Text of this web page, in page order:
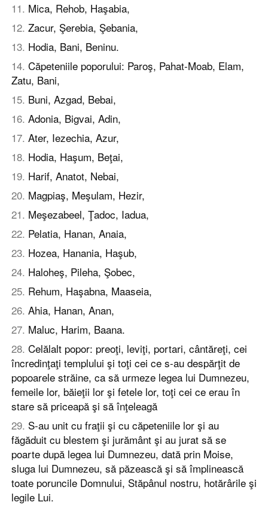
11. Mica, Rehob, Haşabia,
12. Zacur, Şerebia, Şebania,
13. Hodia, Bani, Beninu.
14. Căpeteniile poporului: Paroş, Pahat-Moab, Elam,
Zatu, Bani,
15. Buni, Azgad, Bebai,
16. Adonia, Bigvai, Adin,
17. Ater, Iezechia, Azur,
18. Hodia, Haşum, Beţai,
19. Harif, Anatot, Nebai,
20. Magpiaş, Meşulam, Hezir,
21. Meşezabeel, Ţadoc, Iadua,
22. Pelatia, Hanan, Anaia,
23. Hozea, Hanania, Haşub,
24. Haloheş, Pileha, Şobec,
25. Rehum, Haşabna, Maaseia,
26. Ahia, Hanan, Anan,
27. Maluc, Harim, Baana.
28. Celălalt popor: preoţi, leviţi, portari, cântăreţi, cei
încredinţaţi templului şi toţi cei ce s-au despărţit de
popoarele străine, ca să urmeze legea lui Dumnezeu,
femeile lor, băieţii lor şi fetele lor, toţi cei ce erau în
stare să priceapă şi să înţeleagă
29. S-au unit cu fraţii şi cu căpeteniile lor şi au
făgăduit cu blestem şi jurământ şi au jurat să se
poarte după legea lui Dumnezeu, dată prin Moise,
sluga lui Dumnezeu, să păzească şi să împlinească
toate poruncile Domnului, Stăpânul nostru, hotărârile şi
legile Lui.